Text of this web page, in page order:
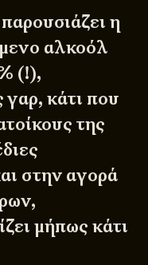
η
αλκοόλ
(!),
κάτι που
της
στην αγορά
μήπως κάτι